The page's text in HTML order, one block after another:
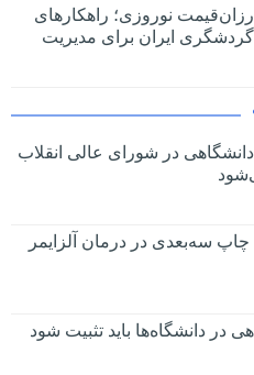
نوروزی؛ راهکارهای
ایران برای مدیریت
در شورای عالی انقلاب
چاپ سه‌بعدی در درمان آلزایمر
در دانشگاه‌ها باید تثبیت شود